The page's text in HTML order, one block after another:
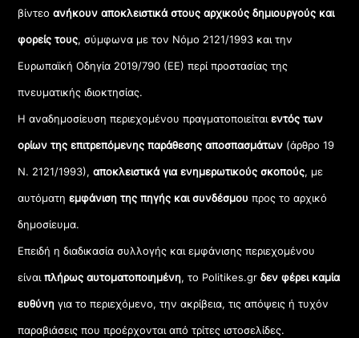
βίντεοανήκουν αποκλειστικά στους αρχικούς δημιουργούς και
φορείς τους, σύμφωνα με τον Νόμο 2121/1993 και την
Ευρωπαϊκή Οδηγία 2019/790 (ΕΕ) περί προστασίας της
πνευματικής ιδιοκτησίας.
Η αναδημοσίευση περιεχομένου πραγματοποιείταιεντός των
ορίων της επιτρεπόμενης παράθεσης αποσπασμάτων (άρθρο 19
Ν. 2121/1993), αποκλειστικά για ενημερωτικούς σκοπούς, με
αυτόματηεμφάνιση της πηγής και συνδέσμου προς το αρχικό
δημοσίευμα.
Επειδή η διαδικασία συλλογής και εμφάνισης περιεχομένου
είναιπλήρως αυτοματοποιημένη, το Politikes.grδεν φέρει καμία
ευθύνη για το περιεχόμενο, την ακρίβεια, τις απόψεις ή τυχόν
παραβιάσεις που προέρχονται από τρίτες ιστοσελίδες.